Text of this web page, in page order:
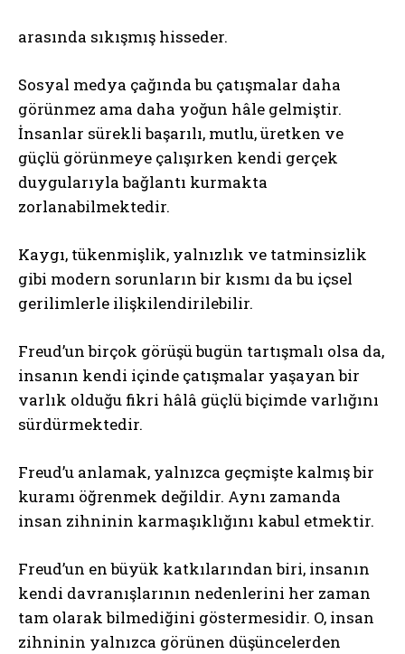
arasında sıkışmış hisseder.
Sosyal medya çağında bu çatışmalar daha
görünmez ama daha yoğun hâle gelmiştir.
İnsanlar sürekli başarılı, mutlu, üretken ve
güçlü görünmeye çalışırken kendi gerçek
duygularıyla bağlantı kurmakta
zorlanabilmektedir.
Kaygı, tükenmişlik, yalnızlık ve tatminsizlik
gibi modern sorunların bir kısmı da bu içsel
gerilimlerle ilişkilendirilebilir.
Freud’un birçok görüşü bugün tartışmalı olsa da,
insanın kendi içinde çatışmalar yaşayan bir
varlık olduğu fikri hâlâ güçlü biçimde varlığını
sürdürmektedir.
Freud’u anlamak, yalnızca geçmişte kalmış bir
kuramı öğrenmek değildir. Aynı zamanda
insan zihninin karmaşıklığını kabul etmektir.
Freud’un en büyük katkılarından biri, insanın
kendi davranışlarının nedenlerini her zaman
tam olarak bilmediğini göstermesidir. O, insan
zihninin yalnızca görünen düşüncelerden